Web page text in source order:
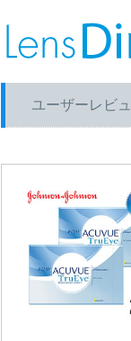
ユーザーレビ